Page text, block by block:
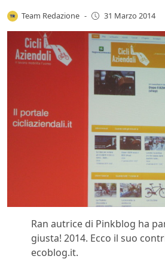
Team Redazione - 31 Marzo 2014
Ran autrice di Pinkblog ha
giusta! 2014. Ecco il suo
ecoblog.it.